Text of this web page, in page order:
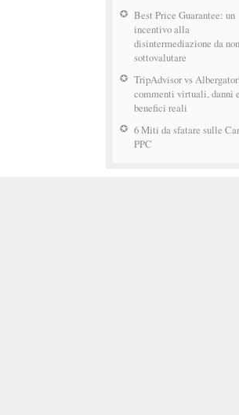
Best Price Guarantee: un
incentivo alla
disintermediazione da non
sottovalutare
TripAdvisor vs
commenti virtuali, danni e
benefici reali
6 Miti da sfatare sulle
PPC